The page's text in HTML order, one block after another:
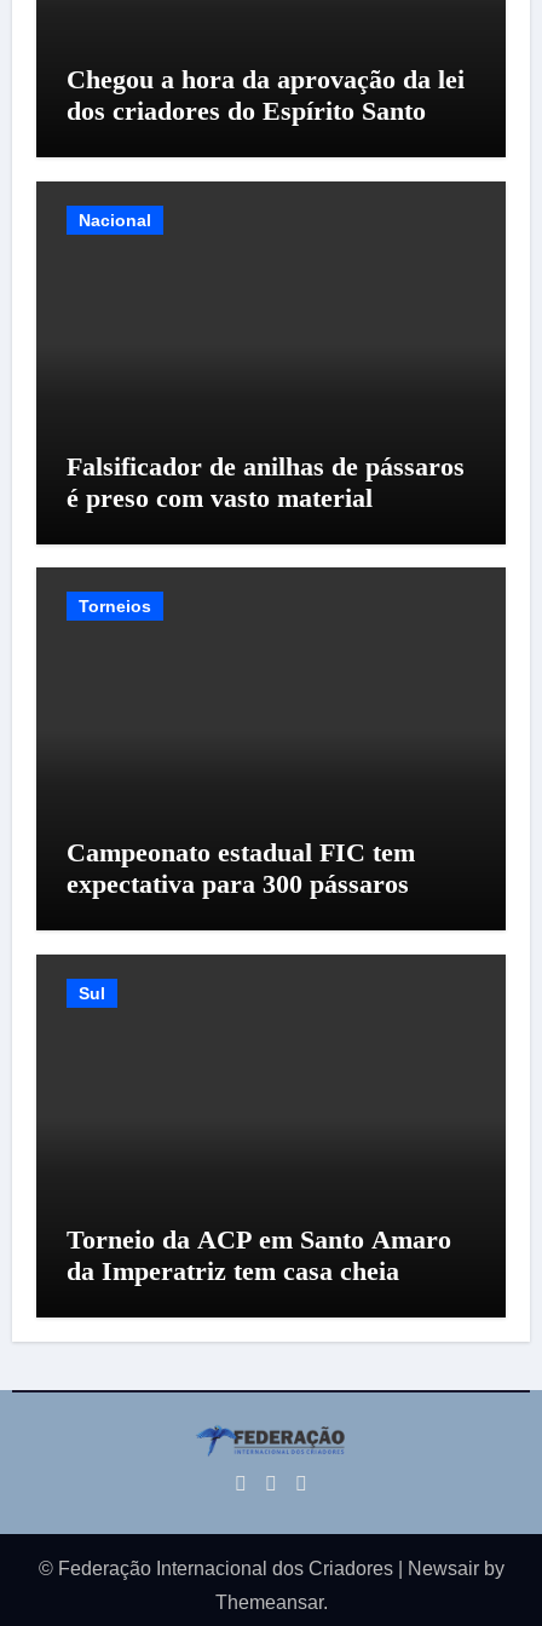
Chegou a hora da aprovação da lei
dos criadores do Espírito Santo
Nacional
Falsificador de anilhas de pássaros
é preso com vasto material
Torneios
Campeonato estadual FIC tem
expectativa para 300 pássaros
Sul
Torneio da ACP em Santo Amaro
da Imperatriz tem casa cheia
© Federação Internacional dos Criadores Newsairby
Themeansar.